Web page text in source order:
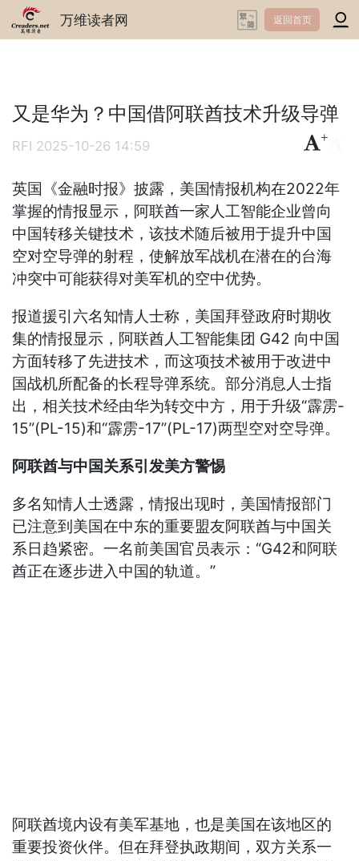
万维读者网 返回首页
又是华为？中国借阿联酋技术升级导弹
RFI 2025-10-26 14:59
+
英国《金融时报》披露，美国情报机构在2022年
掌握的情报显示，阿联酋一家人工智能企业曾向
中国转移关键技术，该技术随后被用于提升中国
空对空导弹的射程，使解放军战机在潜在的台海
冲突中可能获得对美军机的空中优势。
报道援引六名知情人士称，美国拜登政府时期收
集的情报显示，阿联酋人工智能集团 G42 向中国
方面转移了先进技术，而这项技术被用于改进中
国战机所配备的长程导弹系统。部分消息人士指
出，相关技术经由华为转交中方，用于升级“霹雳-
15”(PL-15)和“霹雳-17”(PL-17)两型空对空导弹。
阿联酋与中国关系引发美方警惕
多名知情人士透露，情报出现时，美国情报部门
已注意到美国在中东的重要盟友阿联酋与中国关
系日趋紧密。一名前美国官员表示：“G42和阿联
酋正在逐步进入中国的轨道。”
阿联酋境内设有美军基地，也是美国在该地区的
重要投资伙伴。但在拜登执政期间，双方关系一